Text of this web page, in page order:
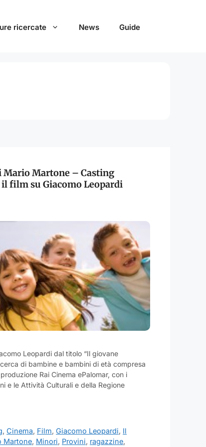
ricercate News Guide
Mario Martone – Casting
film su Giacomo Leopardi
Leopardi dal titolo “Il giovane
di bambine e bambini di età compresa
Rai Cinema ePalomar, con i
e le Attività Culturali e della Regione
,Cinema, Film,Giacomo Leopardi, Il
Martone, Minori, Provini, ragazzine,